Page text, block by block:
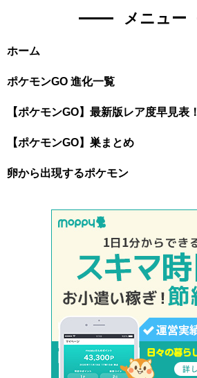
メニュー
ホーム
ポケモンGO 進化一覧
【ポケモンGO】最新版レア度早見表！
【ポケモンGO】巣まとめ
卵から出現するポケモン